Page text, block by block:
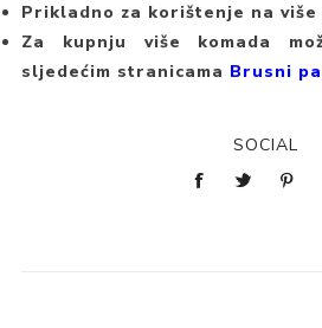
Prikladno za korištenje na
Za kupnju više komada
sljedećim stranicama Brusni
SOCIAL